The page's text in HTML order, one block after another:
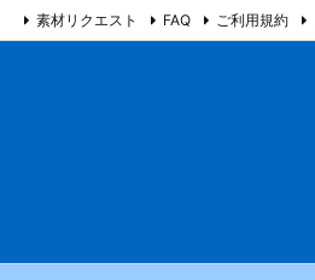
素材リクエスト FAQ ご利用規約